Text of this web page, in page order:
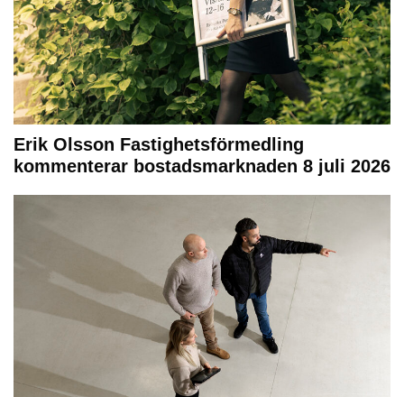
Erik Olsson Fastighetsförmedling
kommenterar bostadsmarknaden 8 juli 2026